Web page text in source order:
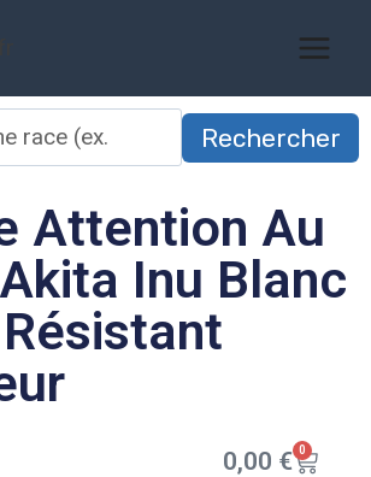
Rechercher
Attention Au
Inu Blanc
0,00 € 0